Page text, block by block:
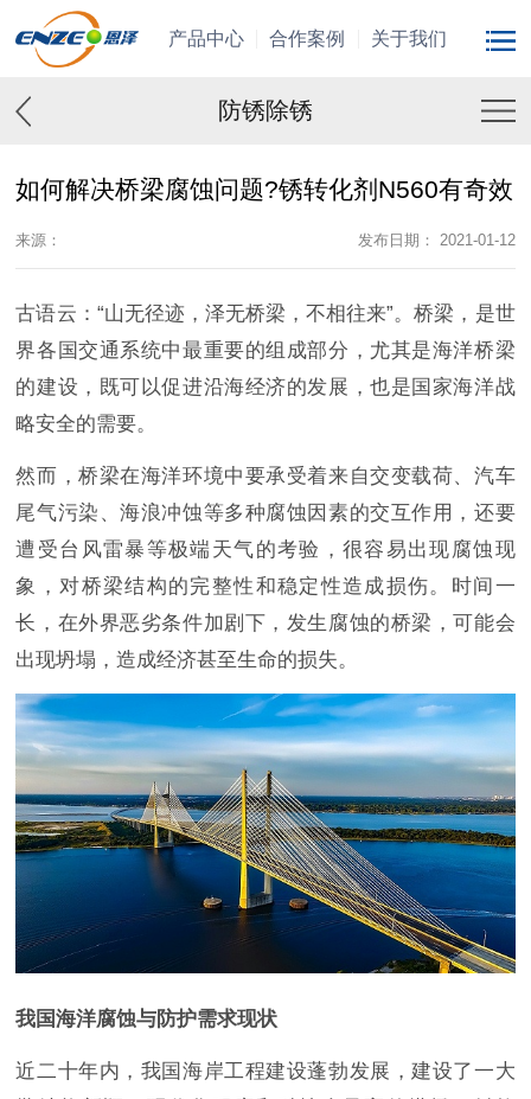
产品中心 合作案例 关于我们
防锈除锈
如何解决桥梁腐蚀问题?锈转化剂N560有奇效
来源： 发布日期： 2021-01-12
古语云：“山无径迹，泽无桥梁，不相往来”。桥梁，是世
界各国交通系统中最重要的组成部分，尤其是海洋桥梁
的建设，既可以促进沿海经济的发展，也是国家海洋战
略安全的需要。
然而，桥梁在海洋环境中要承受着来自交变载荷、汽车
尾气污染、海浪冲蚀等多种腐蚀因素的交互作用，还要
遭受台风雷暴等极端天气的考验，很容易出现腐蚀现
象，对桥梁结构的完整性和稳定性造成损伤。时间一
长，在外界恶劣条件加剧下，发生腐蚀的桥梁，可能会
出现坍塌，造成经济甚至生命的损失。
我国海洋腐蚀与防护需求现状
近二十年内，我国海岸工程建设蓬勃发展，建设了一大